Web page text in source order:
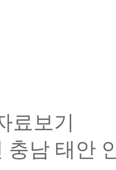
료보기
충남 태안